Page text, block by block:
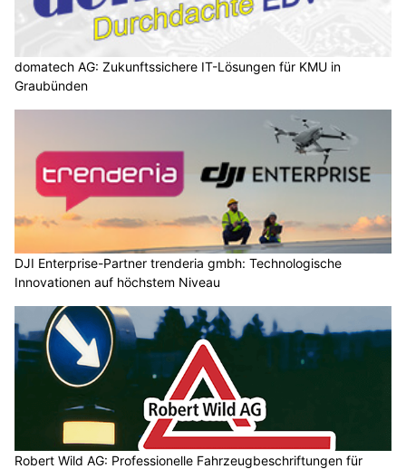
domatech AG: Zukunftssichere IT-Lösungen für KMU in
Graubünden
DJI Enterprise-Partner trenderia gmbh: Technologische
Innovationen auf höchstem Niveau
Robert Wild AG: Professionelle Fahrzeugbeschriftungen für